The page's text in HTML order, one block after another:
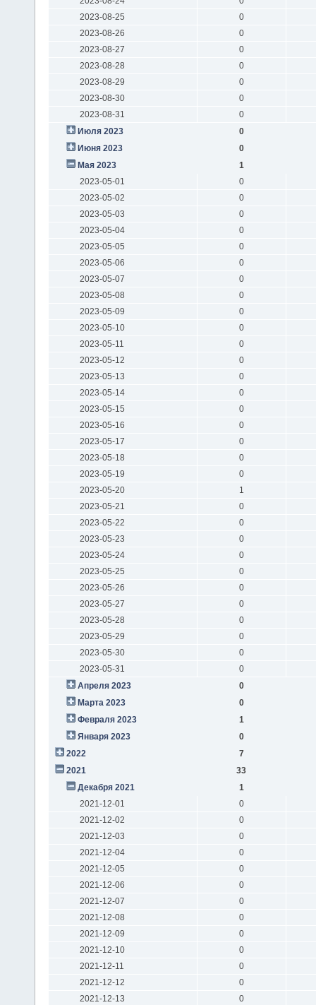
2023-08-25
0
2023-08-26
0
2023-08-27
0
2023-08-28
0
2023-08-29
0
2023-08-30
0
2023-08-31
0
Июля 2023
0
Июня 2023
0
Мая 2023
1
2023-05-01
0
2023-05-02
0
2023-05-03
0
2023-05-04
0
2023-05-05
0
2023-05-06
0
2023-05-07
0
2023-05-08
0
2023-05-09
0
2023-05-10
0
2023-05-11
0
2023-05-12
0
2023-05-13
0
2023-05-14
0
2023-05-15
0
2023-05-16
0
2023-05-17
0
2023-05-18
0
2023-05-19
0
2023-05-20
1
2023-05-21
0
2023-05-22
0
2023-05-23
0
2023-05-24
0
2023-05-25
0
2023-05-26
0
2023-05-27
0
2023-05-28
0
2023-05-29
0
2023-05-30
0
2023-05-31
0
Апреля 2023
0
Марта 2023
0
Февраля 2023
1
Января 2023
0
2022
7
2021
33
Декабря 2021
1
2021-12-01
0
2021-12-02
0
2021-12-03
0
2021-12-04
0
2021-12-05
0
2021-12-06
0
2021-12-07
0
2021-12-08
0
2021-12-09
0
2021-12-10
0
2021-12-11
0
2021-12-12
0
2021-12-13
0